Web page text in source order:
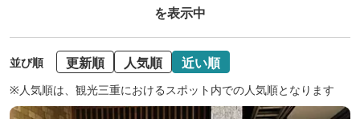
を表示中
並び順 更新順 人気順 近い順
※人気順は、観光三重におけるスポット内での人気順となります